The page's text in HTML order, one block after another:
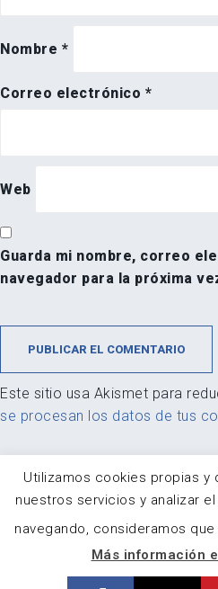
Nombre *
Correo electrónico *
Web
Guarda mi nombre, correo
navegador para la próxima
Este sitio usa Akismet para
se procesan los datos de tus
© Fotoigual Contacto
Utilizamos cookies propias y
nuestros servicios y analizar
navegando, consideramos
Más información